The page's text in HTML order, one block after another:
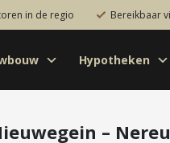
in de regio Bereikbaar
Bestaande bouw
Nieuwbouw
Internationaal
Hypotheken
–